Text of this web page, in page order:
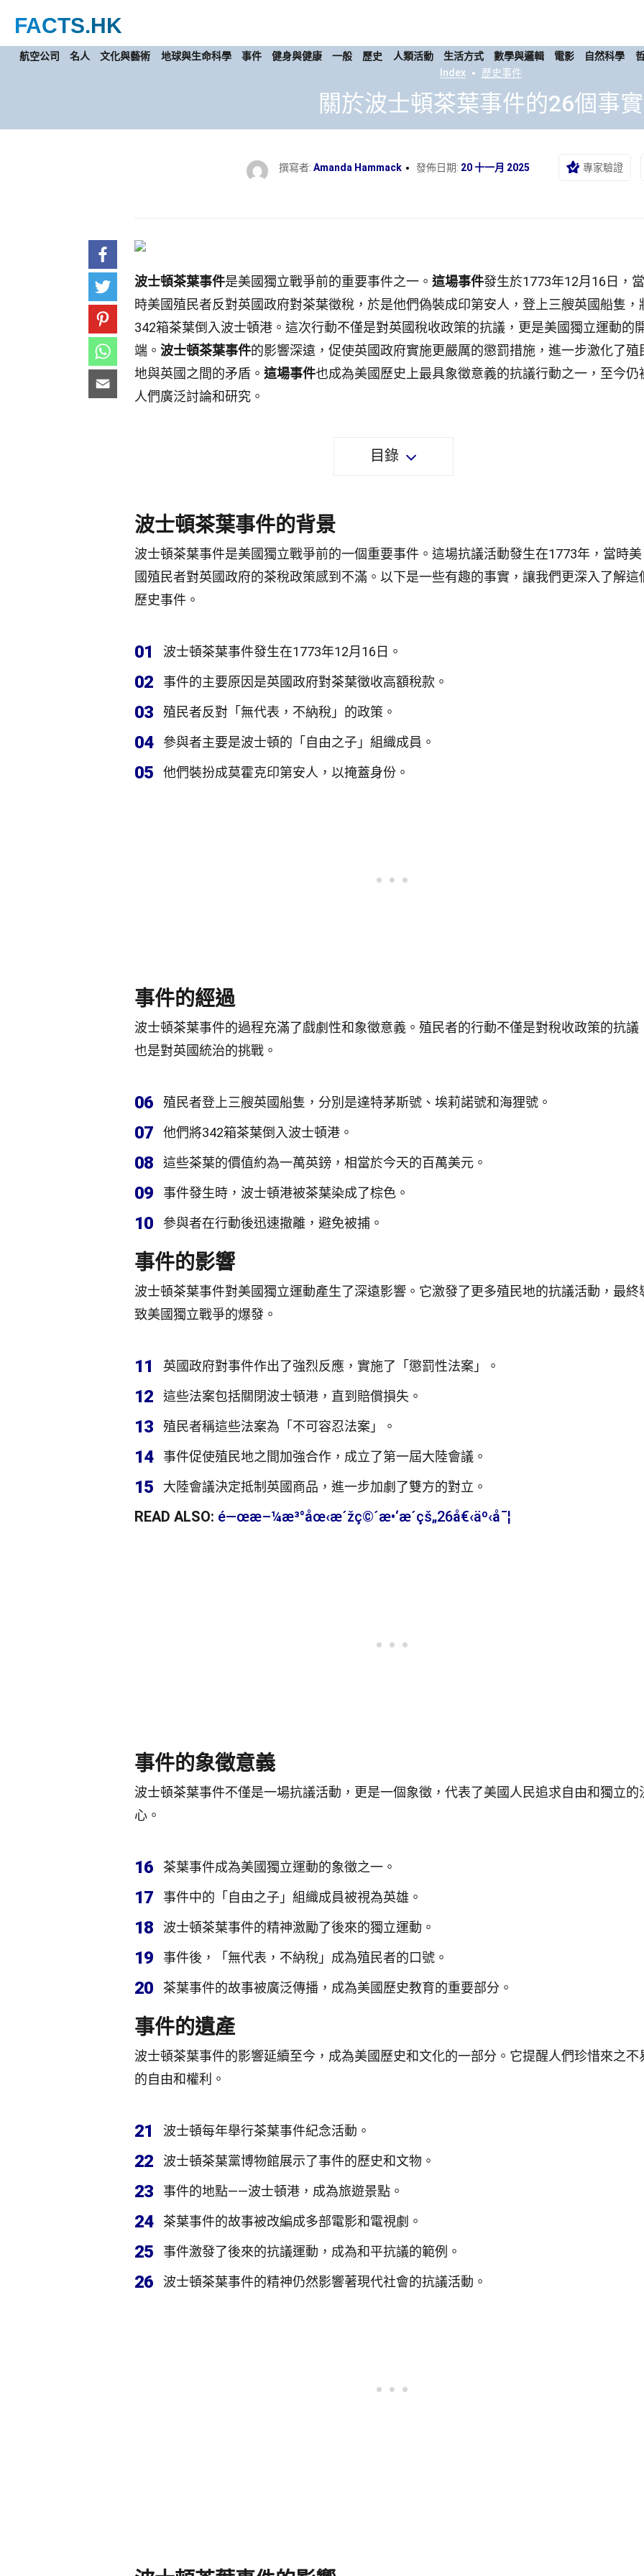
FACTS.HK
航空公司 名人 文化與藝術 地球與生命科學 事件 健身與健康 一般 歷史 人類活動 生活方式 數學與邏輯 電影 自然科學
Index
歷史事件
關於波士頓茶葉事件的26個事實
撰寫者: Amanda Hammack 發佈日期: 20 十一月 2025 專家驗證
波士頓茶葉事件是美國獨立戰爭前的重要事件之一。 這場事件發生於1773年12月16日，當
時美國殖民者反對英國政府對茶葉徵稅，於是他們偽裝成印第安人，登上三艘英國船隻，
342箱茶葉倒入波士頓港。這次行動不僅是對英國稅收政策的抗議，更是美國獨立運動的
端。 波士頓茶葉事件的影響深遠，促使英國政府實施更嚴厲的懲罰措施，進一步激化了殖
地與英國之間的矛盾。 這場事件也成為美國歷史上最具象徵意義的抗議行動之一，至今仍
人們廣泛討論和研究。
目錄
波士頓茶葉事件的背景
波士頓茶葉事件是美國獨立戰爭前的一個重要事件。這場抗議活動發生在1773年，當時美
國殖民者對英國政府的茶稅政策感到不滿。以下是一些有趣的事實，讓我們更深入了解這
歷史事件。
01 波士頓茶葉事件發生在1773年12月16日。
02 事件的主要原因是英國政府對茶葉徵收高額稅款。
03 殖民者反對「無代表，不納稅」的政策。
04 參與者主要是波士頓的「自由之子」組織成員。
05 他們裝扮成莫霍克印第安人，以掩蓋身份。
事件的經過
波士頓茶葉事件的過程充滿了戲劇性和象徵意義。殖民者的行動不僅是對稅收政策的抗議
也是對英國統治的挑戰。
06 殖民者登上三艘英國船隻，分別是達特茅斯號、埃莉諾號和海狸號。
07 他們將342箱茶葉倒入波士頓港。
08 這些茶葉的價值約為一萬英鎊，相當於今天的百萬美元。
09 事件發生時，波士頓港被茶葉染成了棕色。
10 參與者在行動後迅速撤離，避免被捕。
事件的影響
波士頓茶葉事件對美國獨立運動產生了深遠影響。它激發了更多殖民地的抗議活動，最終
致美國獨立戰爭的爆發。
11 英國政府對事件作出了強烈反應，實施了「懲罰性法案」。
12 這些法案包括關閉波士頓港，直到賠償損失。
13 殖民者稱這些法案為「不可容忍法案」。
14 事件促使殖民地之間加強合作，成立了第一屆大陸會議。
15 大陸會議決定抵制英國商品，進一步加劇了雙方的對立。
READ ALSO: é—œæ–¼æ³°åœ‹æ´žç©´æ•‘æ´çš„26å€‹äº‹å¯¦
事件的象徵意義
波士頓茶葉事件不僅是一場抗議活動，更是一個象徵，代表了美國人民追求自由和獨立的
心。
16 茶葉事件成為美國獨立運動的象徵之一。
17 事件中的「自由之子」組織成員被視為英雄。
18 波士頓茶葉事件的精神激勵了後來的獨立運動。
19 事件後，「無代表，不納稅」成為殖民者的口號。
20 茶葉事件的故事被廣泛傳播，成為美國歷史教育的重要部分。
事件的遺產
波士頓茶葉事件的影響延續至今，成為美國歷史和文化的一部分。它提醒人們珍惜來之不
的自由和權利。
21 波士頓每年舉行茶葉事件紀念活動。
22 波士頓茶葉黨博物館展示了事件的歷史和文物。
23 事件的地點——波士頓港，成為旅遊景點。
24 茶葉事件的故事被改編成多部電影和電視劇。
25 事件激發了後來的抗議運動，成為和平抗議的範例。
26 波士頓茶葉事件的精神仍然影響著現代社會的抗議活動。